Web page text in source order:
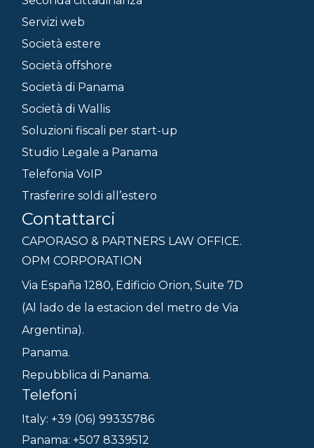
Servizi web
Società estere
Società offshore
Società di Panama
Società di Wallis
Soluzioni fiscali per start-up
Studio Legale a Panama
Telefonia VoIP
Trasferire soldi all’estero
Contattarci
CAPORASO & PARTNERS LAW OFFICE.
OPM CORPORATION
Via España 1280, Edificio Orion, Suite 7D
(Al lado de la estacion del metro de Via
Argentina).
Panama.
Repubblica di Panama.
Telefoni
Italy: +39 (06) 99335786
Panama: +507 8339512